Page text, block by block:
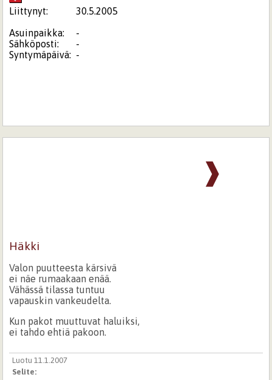
Liittynyt:
30.5.2005
Asuinpaikka:
-
Sähköposti:
-
Syntymäpäivä: -
❱
Häkki
Valon puutteesta kärsivä
ei näe rumaakaan enää.
Vähässä tilassa tuntuu
vapauskin vankeudelta.
Kun pakot muuttuvat haluiksi,
ei tahdo ehtiä pakoon.
Luotu 11.1.2007
Selite: